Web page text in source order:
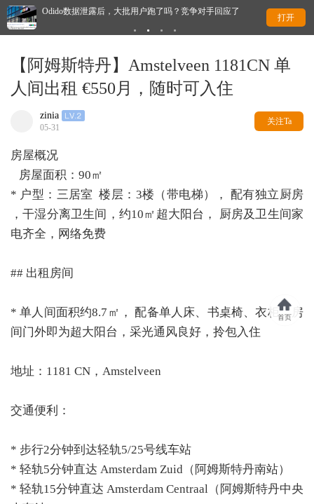
Odido数据泄露后，大批用户跑了吗？竞争对手回应了 永
打开
【阿姆斯特丹】Amstelveen 1181CN 单
人间出租 €550月，随时可入住
zinia
05-31
关注Ta
房屋概况
房屋面积：90㎡
* 户型：三居室 楼层：3楼（带电梯）， 配有独立厨房
，干湿分离卫生间，约10㎡超大阳台， 厨房及卫生间家
电齐全，网络免费
## 出租房间
* 单人间面积约8.7㎡， 配备单人床、书桌椅、衣柜，房
间门外即为超大阳台，采光通风良好，拎包入住
地址：1181 CN，Amstelveen
交通便利：
* 步行2分钟到达轻轨5/25号线车站
* 轻轨5分钟直达 Amsterdam Zuid（阿姆斯特丹南站）
* 轻轨15分钟直达 Amsterdam Centraal（阿姆斯特丹中央
首页